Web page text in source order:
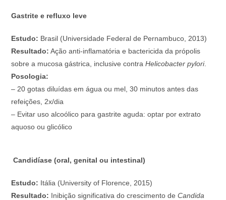
Gastrite e refluxo leve
Estudo: Brasil (Universidade Federal de Pernambuco, 2013)
Resultado: Ação anti-inflamatória e bactericida da própolis
sobre a mucosa gástrica, inclusive contraHelicobacter pylori.
Posologia:
– 20 gotas diluídas em água ou mel, 30 minutos antes das
refeições, 2x/dia
– Evitar uso alcoólico para gastrite aguda: optar por extrato
aquoso ou glicólico
Candidíase (oral, genital ou intestinal)
Estudo: Itália (University of Florence, 2015)
Resultado: Inibição significativa do crescimento deCandida